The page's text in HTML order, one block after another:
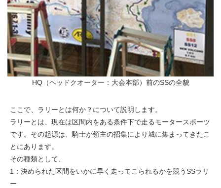
HQ（ヘッドクオーター：大会本部）前のSSの全貌
ここで、ラリーとは何か？について説明します。
ラリーとは、現在は区間内をある条件下で走るモータースポーツ
です。その起源は、騎士が領主の招集により城に集まってきたこ
とにあります。
その種類として、
1：決められた区間をいかに早く走ってこられるかを競うSSラリ
ー